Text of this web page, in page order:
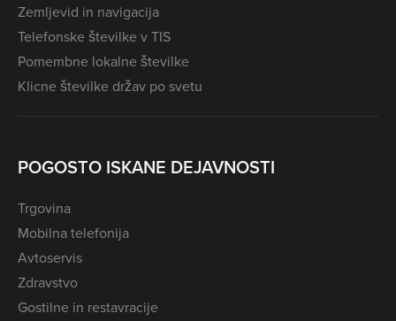
Zemljevid in navigacija
Telefonske številke v TIS
Pomembne lokalne številke
Klicne številke držav po svetu
POGOSTO ISKANE DEJAVNOSTI
Trgovina
Mobilna telefonija
Avtoservis
Zdravstvo
Gostilne in restavracije